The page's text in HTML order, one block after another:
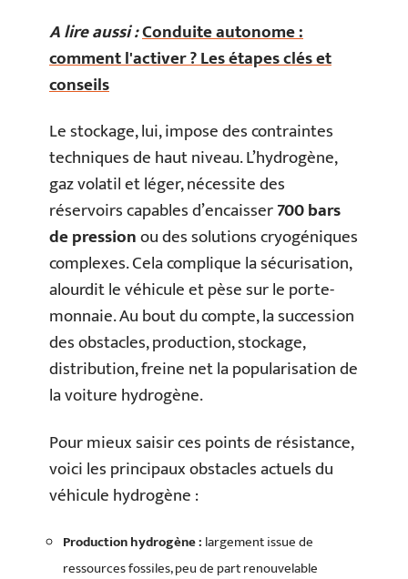
A lire aussi :Conduite autonome :
comment l'activer ? Les étapes clés et
conseils
Le stockage, lui, impose des contraintes
techniques de haut niveau. L’hydrogène,
gaz volatil et léger, nécessite des
réservoirs capables d’encaisser700 bars
de pressionou des solutions cryogéniques
complexes. Cela complique la sécurisation,
alourdit le véhicule et pèse sur le porte-
monnaie. Au bout du compte, la succession
des obstacles, production, stockage,
distribution, freine net la popularisation de
la voiture hydrogène.
Pour mieux saisir ces points de résistance,
voici les principaux obstacles actuels du
véhicule hydrogène :
Production hydrogène : largement issue de
ressources fossiles, peu de part renouvelable